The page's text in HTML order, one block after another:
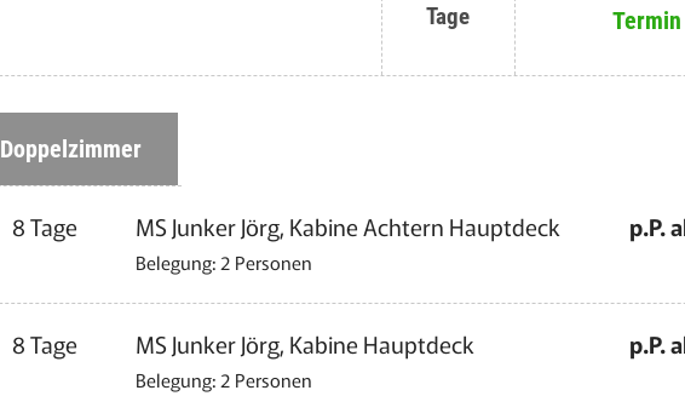
Tage
Termin
Doppelzimmer
8 Tage MS Junker Jörg, Kabine Achtern Hauptdeck
Belegung: 2 Personen
p.P.
8 Tage MS Junker Jörg, Kabine Hauptdeck
Belegung: 2 Personen
p.P.